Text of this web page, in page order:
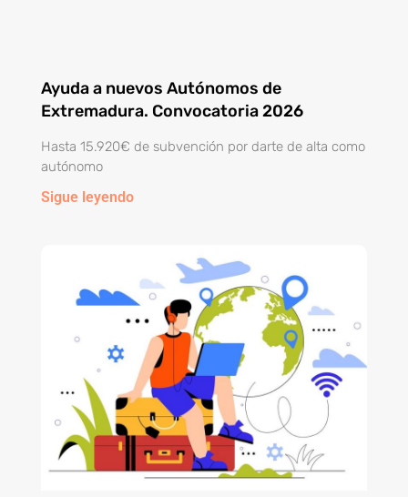
Ayuda a nuevos Autónomos de
Extremadura. Convocatoria 2026
Hasta 15.920€ de subvención por darte de alta como
autónomo
Sigue leyendo